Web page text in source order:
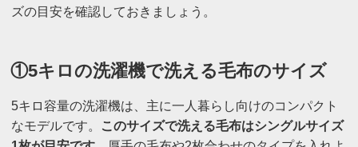
ズの目安を確認しておきましょう。
①5キロの洗濯機で洗える毛布のサイズ
5キロ容量の洗濯機は、主に一人暮らし向けのコンパクト
なモデルです。
このサイズで洗える毛布はシングルサイズ